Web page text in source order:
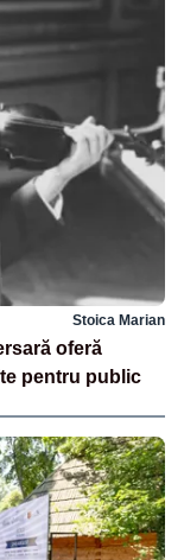
Stoica Marian
oferă
pentru public